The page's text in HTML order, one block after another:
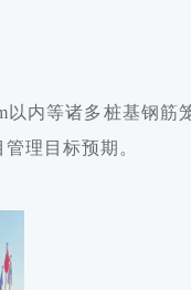
内等诸多桩基钢筋
理目标预期。